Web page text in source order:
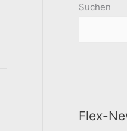
Suchen
Flex-